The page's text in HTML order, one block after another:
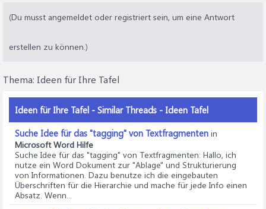
(Du musst angemeldet oder registriert sein, um eine Antwort
erstellen zu können.)
Thema: Ideen für Ihre Tafel
Ideen für Ihre Tafel - Similar Threads - Ideen Tafel
Suche Idee für das "tagging" von Textfragmenten in
Microsoft Word Hilfe
Suche Idee für das "tagging" von Textfragmenten: Hallo, ich
nutze ein Word Dokument zur "Ablage" und Strukturierung
von Informationen. Dazu benutze ich die eingebauten
Überschriften für die Hierarchie und mache für jede Info einen
Absatz. Wenn...